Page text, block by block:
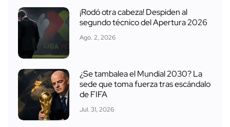
¡Rodó otra cabeza! Despiden al
segundo técnico del Apertura 2026
Ago. 2, 2026
¿Se tambalea el Mundial 2030? La
sede que toma fuerza tras escándalo
de FIFA
Jul. 31, 2026